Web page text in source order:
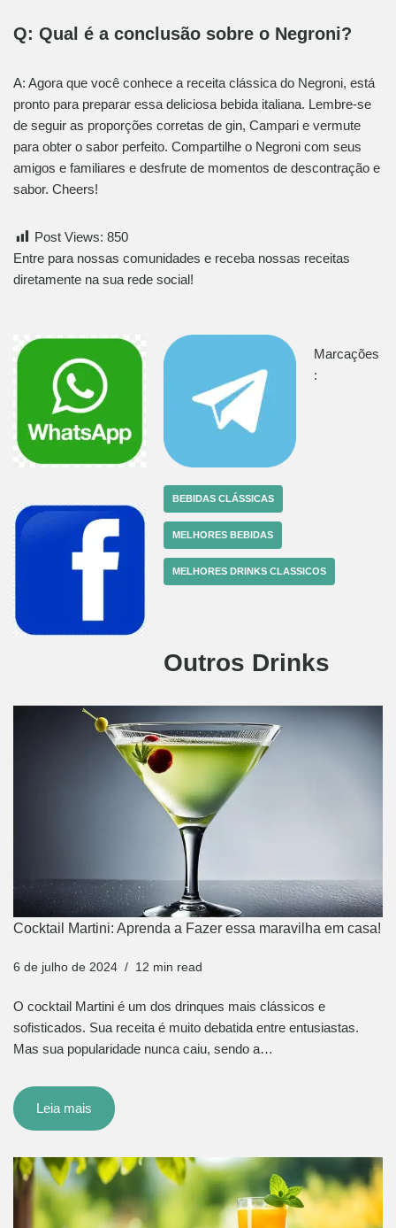
Q: Qual é a conclusão sobre o Negroni?
A: Agora que você conhece a receita clássica do Negroni, está
pronto para preparar essa deliciosa bebida italiana. Lembre-se
de seguir as proporções corretas de gin, Campari e vermute
para obter o sabor perfeito. Compartilhe o Negroni com seus
amigos e familiares e desfrute de momentos de descontração e
sabor. Cheers!
Post Views: 850
Entre para nossas comunidades e receba nossas receitas
diretamente na sua rede social!
Marcações
:
BEBIDAS CLÁSSICAS
MELHORES BEBIDAS
MELHORES DRINKS CLASSICOS
Outros Drinks
Cocktail Martini: Aprenda a Fazer essa maravilha em casa!
6 de julho de 2024 12 min read
O cocktail Martini é um dos drinques mais clássicos e
sofisticados. Sua receita é muito debatida entre entusiastas.
Mas sua popularidade nunca caiu, sendo a…
Leia mais